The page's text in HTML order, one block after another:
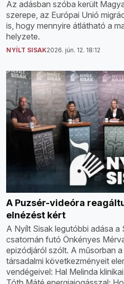
Az adásban szóba került
szerepe, az Európai Unió
is, hogy mennyire átlátható a
helyzete.
NYÍLT SISAK2026. jún. 12. 18:12
A Puzsér-videóra
elnézést kért
A Nyílt Sisak legutóbbi adása
csatornán futó Önkényes
epizódjáról szólt. A műsorban
társadalmi következményeit
vendégeivel: Hal Melinda